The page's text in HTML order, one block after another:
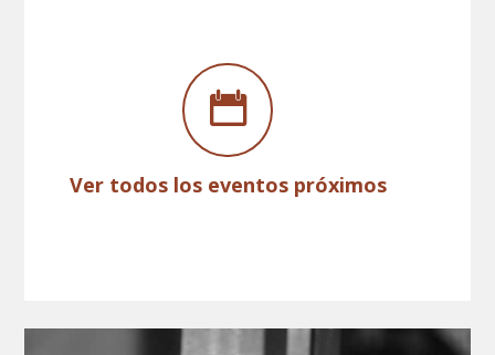
Ver todos los eventos próximos